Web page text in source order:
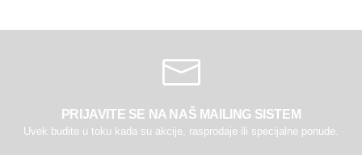
PRIJAVITE SE NA NAŠ MAILING SISTEM
Uvek budite u toku kada su akcije, rasprodaje ili specijalne ponude.